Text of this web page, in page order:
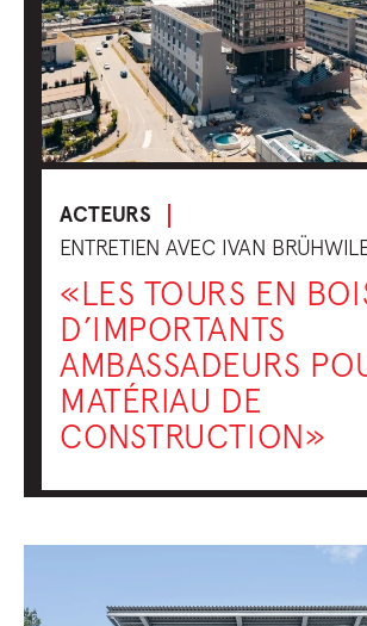
ACTEURS
ENTRETIEN AVEC IVAN
«LES TOURS EN
D’IMPORTANTS
AMBASSADEURS
MATÉRIAU DE
CONSTRUCTION»